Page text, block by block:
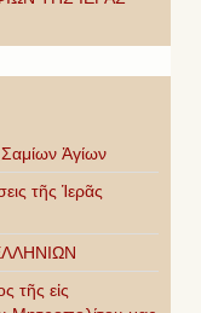
Ἁγίων
τῆς Ἱερᾶς
τῆς εἰς